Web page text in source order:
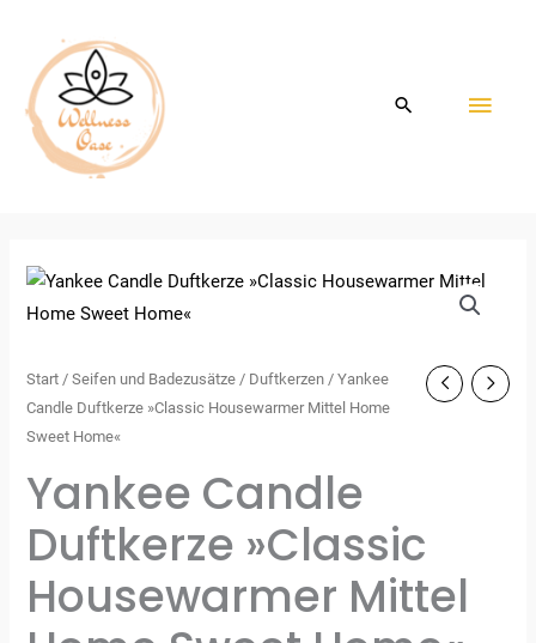
springen
Start /Seifen und Badezusätze / Duftkerzen / Yankee
Candle Duftkerze »Classic Housewarmer Mittel Home
Sweet Home«
Yankee Candle
Duftkerze »Classic
Housewarmer Mittel